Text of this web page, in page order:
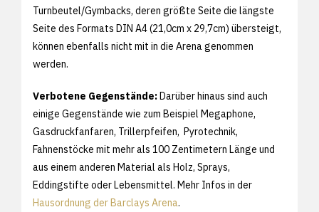
Turnbeutel/Gymbacks, deren größte Seite die längste
Seite des Formats DIN A4 (21,0cm x 29,7cm) übersteigt,
können ebenfalls nicht mit in die Arena genommen
werden.
Verbotene Gegenstände:Darüber hinaus sind auch
einige Gegenstände wie zum Beispiel Megaphone,
Gasdruckfanfaren, Trillerpfeifen, Pyrotechnik,
Fahnenstöcke mit mehr als 100 Zentimetern Länge und
aus einem anderen Material als Holz, Sprays,
Eddingstifte oder Lebensmittel. Mehr Infos in der
Hausordnung der Barclays Arena.